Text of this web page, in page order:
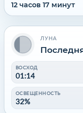
12 часов 17 минут
ЛУНА
ВОСХОД
01:14
ОСВЕЩЕННОСТЬ
32%